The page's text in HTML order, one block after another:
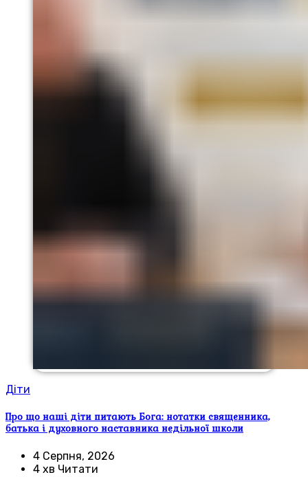
Діти
Про що наші діти питають Бога: нотатки священника,
батька і духовного наставника недільної школи
4 Серпня, 2026
4 хв Читати